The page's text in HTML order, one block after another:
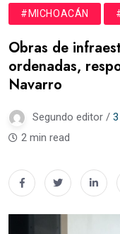
#MICHOACÁN
Obras de
ordenadas,
Navarro
Segundo editor /
2 min read